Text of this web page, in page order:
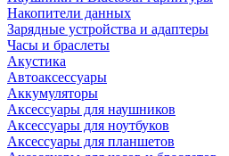
Накопители данных
Зарядные устройства и адаптеры
Часы и браслеты
Акустика
Автоаксессуары
Аккумуляторы
Аксессуары для наушников
Аксессуары для ноутбуков
Аксессуары для планшетов